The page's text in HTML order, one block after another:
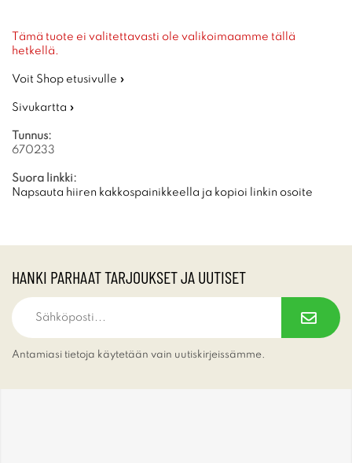
Tämä tuote ei valitettavasti ole valikoimaamme tällä
hetkellä.
Voit Shop etusivulle »
Sivukartta »
Tunnus:
670233
Suora linkki:
Napsauta hiiren kakkospainikkeella ja kopioi linkin osoite
HANKI PARHAAT TARJOUKSET JA UUTISET
Antamiasi tietoja käytetään vain uutiskirjeissämme.